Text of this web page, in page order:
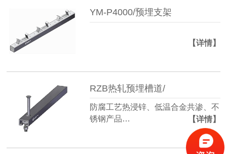
YM-P4000/预埋支架
【详情】
RZB热轧预埋槽道/
防腐工艺热浸锌、低温合金共渗、不
锈钢产品…
【详情】